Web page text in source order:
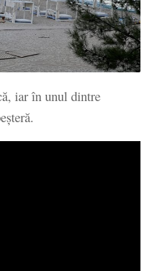
iar în unul dintre